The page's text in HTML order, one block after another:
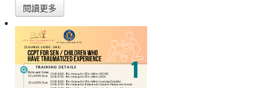
閱讀更多